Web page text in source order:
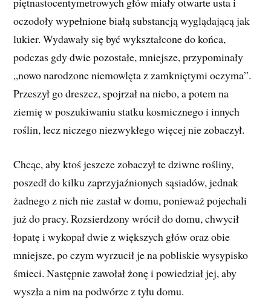
oczodoły wypełnione białą substancją wyglądającą jak
lukier. Wydawały się być wykształcone do końca,
podczas gdy dwie pozostałe, mniejsze, przypominały
„nowo narodzone niemowlęta z zamkniętymi oczyma”.
Przeszył go dreszcz, spojrzał na niebo, a potem na
ziemię w poszukiwaniu statku kosmicznego i innych
roślin, lecz niczego niezwykłego więcej nie zobaczył.
Chcąc, aby ktoś jeszcze zobaczył te dziwne rośliny,
poszedł do kilku zaprzyjaźnionych sąsiadów, jednak
żadnego z nich nie zastał w domu, ponieważ pojechali
już do pracy. Rozsierdzony wrócił do domu, chwycił
łopatę i wykopał dwie z większych głów oraz obie
mniejsze, po czym wyrzucił je na pobliskie wysypisko
śmieci. Następnie zawołał żonę i powiedział jej, aby
wyszła a nim na podwórze z tyłu domu.